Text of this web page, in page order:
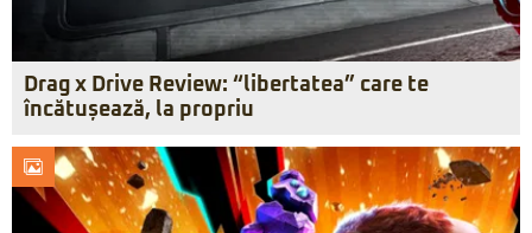
Drag x Drive Review: “libertatea” care te
încătușează, la propriu